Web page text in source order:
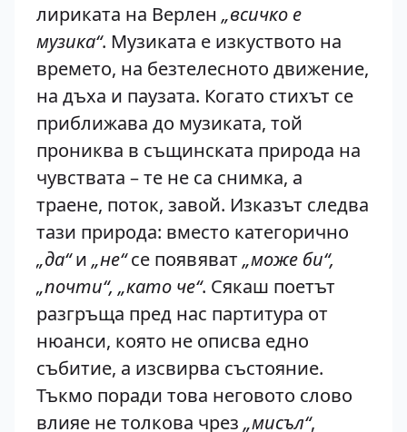
лириката на Верлен „всичко е
музика“. Музиката е изкуството на
времето, на безтелесното движение,
на дъха и паузата. Когато стихът се
приближава до музиката, той
прониква в същинската природа на
чувствата – те не са снимка, а
траене, поток, завой. Изказът следва
тази природа: вместо категорично
„да“и „не“се появяват „може би“,
„почти“, „като че“. Сякаш поетът
разгръща пред нас партитура от
нюанси, която не описва едно
събитие, а изсвирва състояние.
Тъкмо поради това неговото слово
влияе не толкова чрез „мисъл“,